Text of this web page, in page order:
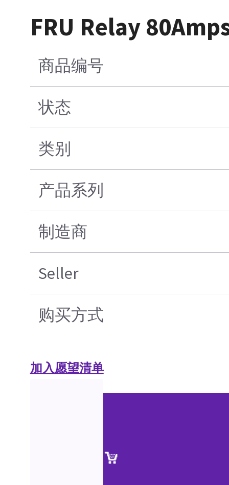
FRU Relay
商品编号
状态
类别
产品系列
制造商
Seller
购买方式
加入愿望清单